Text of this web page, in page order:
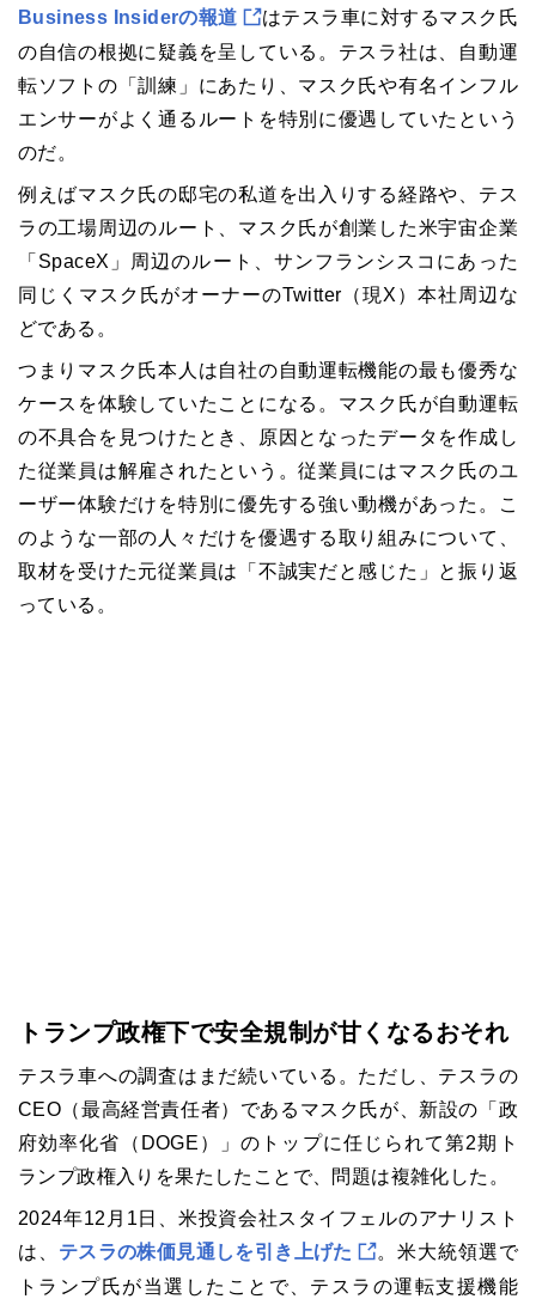
Business Insiderの報道
はテスラ車に対するマスク氏
の自信の根拠に疑義を呈している。テスラ社は、自動運
転ソフトの「訓練」にあたり、マスク氏や有名インフル
エンサーがよく通るルートを特別に優遇していたという
のだ。
例えばマスク氏の邸宅の私道を出入りする経路や、テス
ラの工場周辺のルート、マスク氏が創業した米宇宙企業
「SpaceX」周辺のルート、サンフランシスコにあった
同じくマスク氏がオーナーのTwitter（現X）本社周辺な
どである。
つまりマスク氏本人は自社の自動運転機能の最も優秀な
ケースを体験していたことになる。マスク氏が自動運転
の不具合を見つけたとき、原因となったデータを作成し
た従業員は解雇されたという。従業員にはマスク氏のユ
ーザー体験だけを特別に優先する強い動機があった。こ
のような一部の人々だけを優遇する取り組みについて、
取材を受けた元従業員は「不誠実だと感じた」と振り返
っている。
トランプ政権下で安全規制が甘くなるおそれ
テスラ車への調査はまだ続いている。ただし、テスラの
CEO（最高経営責任者）であるマスク氏が、新設の「政
府効率化省（DOGE）」のトップに任じられて第2期ト
ランプ政権入りを果たしたことで、問題は複雑化した。
2024年12月1日、米投資会社スタイフェルのアナリスト
は、 テスラの株価見通しを引き上げた
。米大統領選で
トランプ氏が当選したことで、テスラの運転支援機能